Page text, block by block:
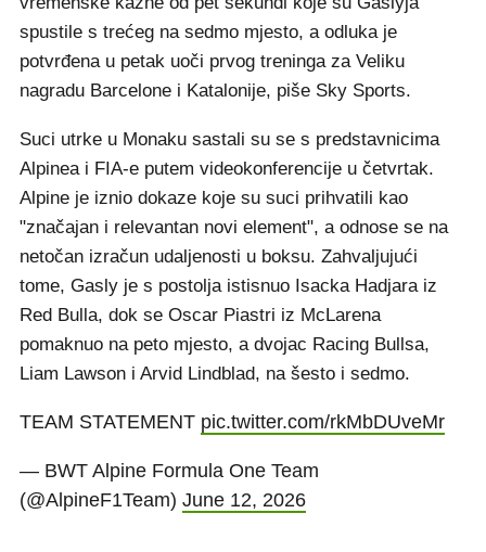
spustile s trećeg na sedmo mjesto, a odluka je
potvrđena u petak uoči prvog treninga za Veliku
nagradu Barcelone i Katalonije, piše Sky Sports.
Suci utrke u Monaku sastali su se s predstavnicima
Alpinea i FIA-e putem videokonferencije u četvrtak.
Alpine je iznio dokaze koje su suci prihvatili kao
"značajan i relevantan novi element", a odnose se na
netočan izračun udaljenosti u boksu. Zahvaljujući
tome, Gasly je s postolja istisnuo Isacka Hadjara iz
Red Bulla, dok se Oscar Piastri iz McLarena
pomaknuo na peto mjesto, a dvojac Racing Bullsa,
Liam Lawson i Arvid Lindblad, na šesto i sedmo.
TEAM STATEMENT pic.twitter.com/rkMbDUveMr
— BWT Alpine Formula One Team
(@AlpineF1Team) June 12, 2026